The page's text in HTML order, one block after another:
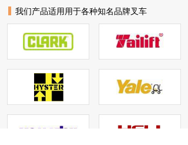
我们产品适用用于各种知名品牌叉车